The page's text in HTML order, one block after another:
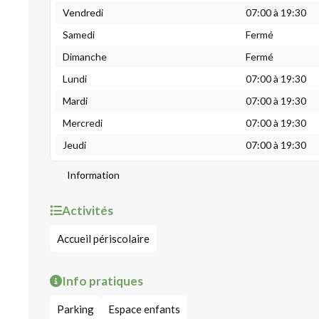
Vendredi
07:00 à 19:30
Samedi
Fermé
Dimanche
Fermé
Lundi
07:00 à 19:30
Mardi
07:00 à 19:30
Mercredi
07:00 à 19:30
Jeudi
07:00 à 19:30
Information
Activités
Accueil périscolaire
Info pratiques
Parking Espace enfants